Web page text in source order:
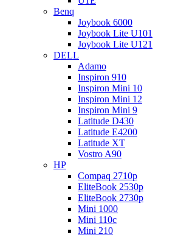
Benq
Joybook 6000
Joybook Lite U101
Joybook Lite U121
DELL
Adamo
Inspiron 910
Inspiron Mini 10
Inspiron Mini 12
Inspiron Mini 9
Latitude D430
Latitude E4200
Latitude XT
Vostro A90
HP
Compaq 2710p
EliteBook 2530p
EliteBook 2730p
Mini 1000
Mini 110c
Mini 210